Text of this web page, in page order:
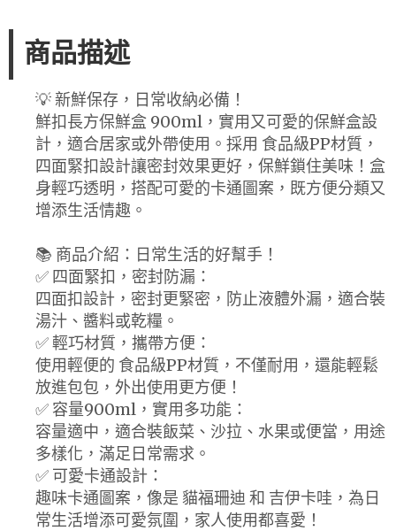
商品描述
💡 新鮮保存，日常收納必備！
鮮扣長方保鮮盒 900ml，實用又可愛的保鮮盒設
計，適合居家或外帶使用。採用 食品級PP材質，
四面緊扣設計讓密封效果更好，保鮮鎖住美味！盒
身輕巧透明，搭配可愛的卡通圖案，既方便分類又
增添生活情趣。
📚 商品介紹：日常生活的好幫手！
✅ 四面緊扣，密封防漏：
四面扣設計，密封更緊密，防止液體外漏，適合裝
湯汁、醬料或乾糧。
✅ 輕巧材質，攜帶方便：
使用輕便的 食品級PP材質，不僅耐用，還能輕鬆
放進包包，外出使用更方便！
✅ 容量900ml，實用多功能：
容量適中，適合裝飯菜、沙拉、水果或便當，用途
多樣化，滿足日常需求。
✅ 可愛卡通設計：
趣味卡通圖案，像是 貓福珊迪 和 吉伊卡哇，為日
常生活增添可愛氛圍，家人使用都喜愛！